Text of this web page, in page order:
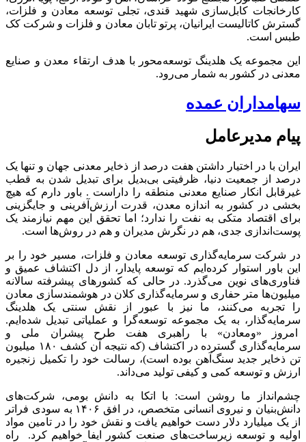
کارخانجات کابل‌سازی شهید قندی، تجلی توسعه معادن و فلزات،
گسترش کاتالیست ایرانیان، پرتو تابان معادن و فلزات و شرکت کک
طبس است.
این مجموعه یک هلدینگ توسعه‌محور با هدف ارتقاء معدن و صنایع
معدنی در کشور به شمار می‌رود.
سهامداران عمده
پیام مدیرعامل
ایران با در اختیار داشتن هفت درصد از ذخایر معدنی جهان و تنها یک
درصد از جمعیت دنیا، ظرفیتی بی‌بدیل برای تبدیل شدن به قطب
غیرقابل انکار صنایع معدنی منطقه را داراست . باور دارم که هیچ
بخشی در کشور به اندازه معدن، قدرت ارزش‌آفرینی و جایگزینی
برای اقتصاد متکی به نفت را ندارد؛ اما تحقق این مهم نیازمند یک
پوست‌اندازی جدی، هم در نگرش مدیران و هم در روش‌ها است.
در شرکت سرمایه‌گذاری توسعه معادن و فلزات، مسیر خود را بر
این باور استوار کرده‌ایم که توسعه پایدار، از دل اکتشاف عمیق و
فناوری‌های نوین می‌گذرد. در حالی که کشورهای پیشرفته سالانه
میلیون‌ها متر حفاری و سرمایه‌گذاری کلان در هوشمندسازی معادن
را تجربه می‌کنند، ما نیز با عبور از نقش سنتی یک هلدینگ
سرمایه‌گذار، به یک مجموعه توسعه‌گرا و عملیاتی تبدیل شده‌ایم.
امروز «ومعادن» با راهبری هفت طرح پیشران ملی و
سرمایه‌گذاری گسترده در اکتشاف (که نتیجه آن کشف ۱۸۰ میلیون
تن ذخایر جدید سنگ‌آهن بوده است)، رسالت خود را تکمیل زنجیره
ارزش و توسعه کمی و کیفی تولید می‌داند.
چشم‌انداز ما روشن است: با اتکا به دانش بومی، شرکت‌های
دانش‌بنیان و نیروی انسانی متخصص، در افق ۱۴۰۶ به سودی فراتر
از یک میلیارد دلار دست خواهیم یافت و نقش خود را در تامین مواد
اولیه و توسعه زیرساخت‌های صنعت کشور ایفا خواهیم کرد. راه